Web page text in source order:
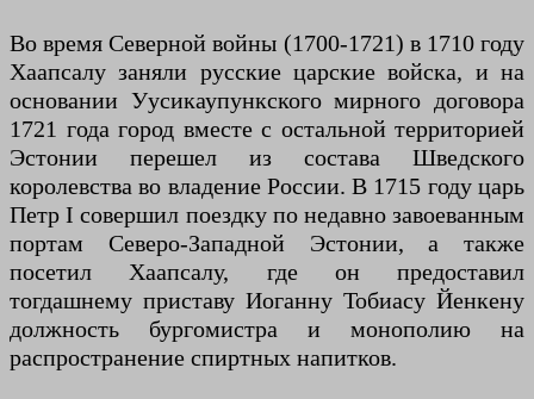
Во время Северной войны (1700-1721) в 1710 году
Хаапсалу заняли русские царские войска, и на
основании Уусикаупункского мирного договора
1721 года город вместе с остальной территорией
Эстонии перешел из состава Шведского
королевства во владение России. В 1715 году царь
Петр I совершил поездку по недавно завоеванным
портам Северо-Западной Эстонии, а также
посетил Хаапсалу, где он предоставил
тогдашнему приставу Иоганну Тобиасу Йенкену
должность бургомистра и монополию на
распространение спиртных напитков.